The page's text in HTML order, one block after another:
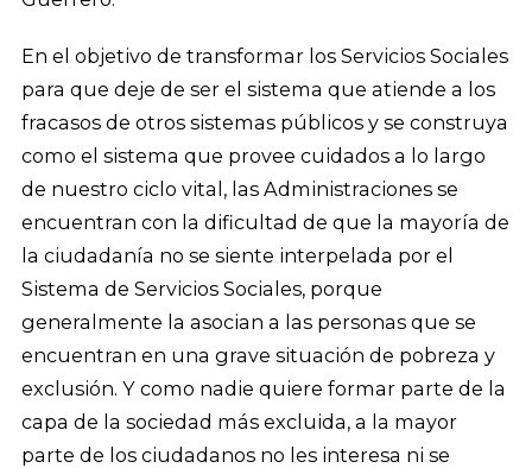
En el objetivo de transformar los Servicios Sociales
para que deje de ser el sistema que atiende a los
fracasos de otros sistemas públicos y se construya
como el sistema que provee cuidados a lo largo
de nuestro ciclo vital, las Administraciones se
encuentran con la dificultad de que la mayoría de
la ciudadanía no se siente interpelada por el
Sistema de Servicios Sociales, porque
generalmente la asocian a las personas que se
encuentran en una grave situación de pobreza y
exclusión. Y como nadie quiere formar parte de la
capa de la sociedad más excluida, a la mayor
parte de los ciudadanos no les interesa ni se